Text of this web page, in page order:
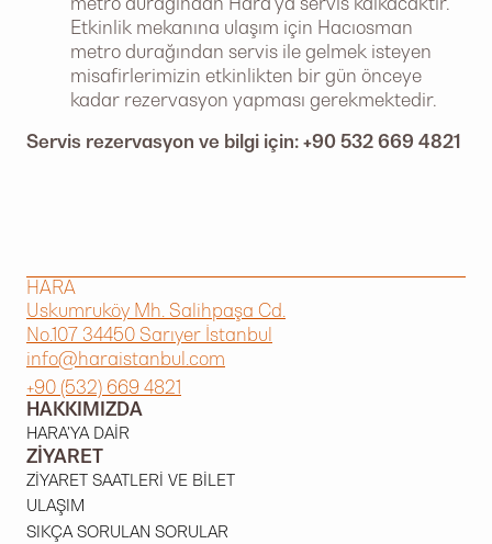
Etkinlik mekanına ulaşım için Hacıosman
metro durağından servis ile gelmek isteyen
misafirlerimizin etkinlikten bir gün önceye
kadar rezervasyon yapması gerekmektedir.
Servis rezervasyon ve bilgi için: +90 532 669 4821
HARA
Uskumruköy Mh. Salihpaşa Cd.
No.107 34450 Sarıyer İstanbul
info@haraistanbul.com
+90 (532) 669 4821
HAKKIMIZDA
HARA'YA DAIR
ZIYARET
ZIYARET SAATLERI VE BILET
ULAŞIM
SIKÇA SORULAN SORULAR